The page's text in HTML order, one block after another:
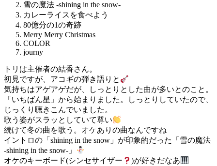
雪の魔法 -shining in the snow-
カレーライスを食べよう
80億分の1の奇跡
Merry Merry Christmas
COLOR
journy
トリは主催者の結香さん。
初見ですが、アコギの弾き語りと
気持ちはアゲアゲだが、しっとりとした曲が多いとのこと。
「いちばん星」から始まりました。しっとりしていたので、
じっくり聴きこんでいました。
歌う姿がスラッとしていて尊い
続けて冬の曲を歌う。オケありの曲なんですね
イントロの「shining in the snow」が印象的だった「雪の魔法
-shining in the snow-」
オケのキーボード(シンセサイザー
)が好きだなあ